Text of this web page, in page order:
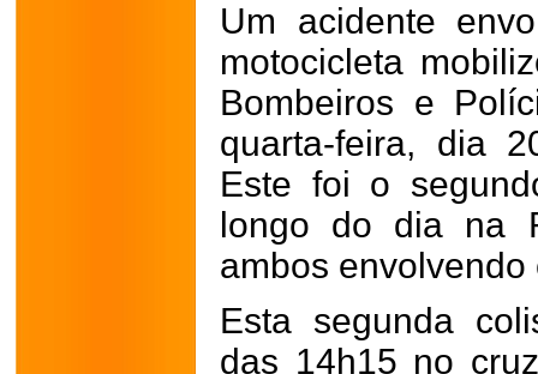
Um acidente
motocicleta
Bombeiros e
quarta-feira, dia
Este foi o
longo do dia na
ambos envolvendo
Esta segunda
das 14h15 no